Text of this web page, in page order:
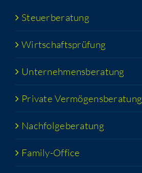
Steu­er­be­ra­tung
Wirt­schafts­prü­fung
Unter­neh­mens­be­ra­tung
Pri­va­te Vermögensberatung
Nach­fol­ge­be­ra­tung
Fami­­ly-Office